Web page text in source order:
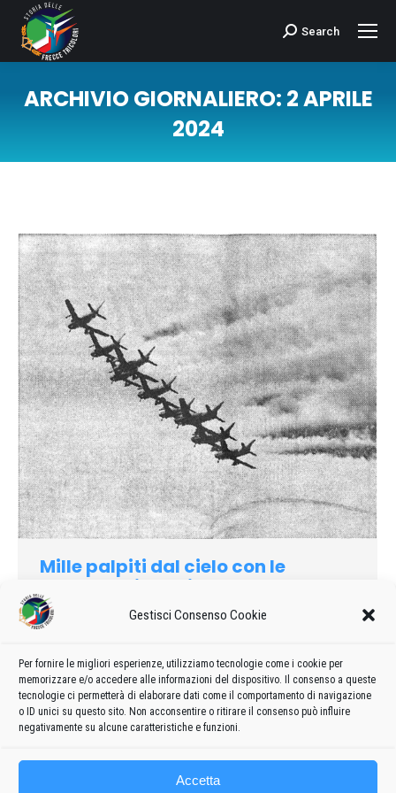
Gestisci Consenso Cookie
Per fornire le migliori esperienze, utilizziamo tecnologie come i cookie per
memorizzare e/o accedere alle informazioni del dispositivo. Il consenso a queste
tecnologie ci permetterà di elaborare dati come il comportamento di navigazione
o ID unici su questo sito. Non acconsentire o ritirare il consenso può influire
negativamente su alcune caratteristiche e funzioni.
Accetta
Cerca:Search
ARCHIVIO GIORNALIERO: 2 APRILE
2024
Mille palpiti dal cielo con le
«Frecce Tricolori»
1974 admin8235 2 Aprile 2024 Lascia un commento
anniversario della sua ricostituzione, con un’intera giornata
aviatoria che avrà luogo nella degna cornice dell’aeroporto
«Duca d’Aosta» di via Trieste.